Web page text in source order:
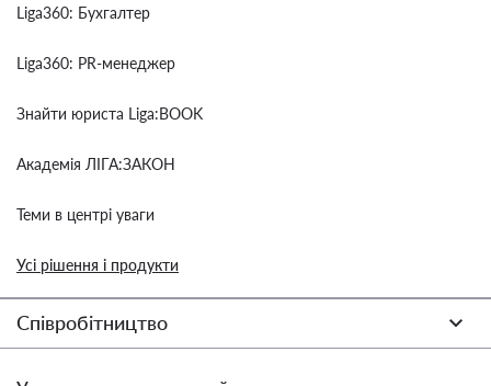
Liga360: Бухгалтер
Liga360: PR-менеджер
Знайти юриста Liga:BOOK
Академія ЛІГА:ЗАКОН
Теми в центрі уваги
Усі рішення і продукти
Співробітництво